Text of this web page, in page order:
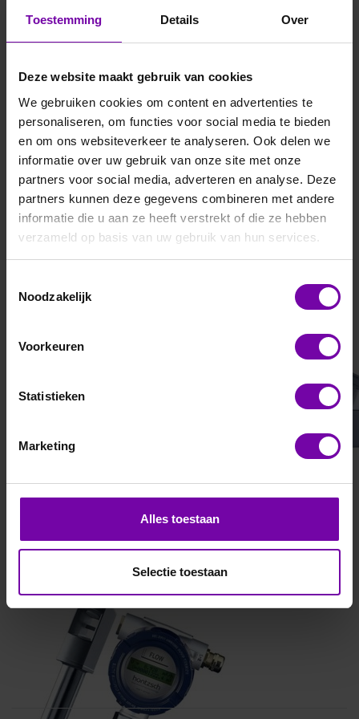
Toestemming Details Over
Deze website maakt gebruik van cookies
We gebruiken cookies om content en advertenties te
personaliseren, om functies voor social media te bieden
en om ons websiteverkeer te analyseren. Ook delen we
informatie over uw gebruik van onze site met onze
partners voor social media, adverteren en analyse. Deze
partners kunnen deze gegevens combineren met andere
informatie die u aan ze heeft verstrekt of die ze hebben
verzameld op basis van uw gebruik van hun services.
Noodzakelijk
Voorkeuren
Statistieken
Marketing
Alles toestaan
Selectie toestaan
-EX omstandigheden
Filteren en sorteren
VA40 ... ZG5
VA40 ... ZG8 ATEX